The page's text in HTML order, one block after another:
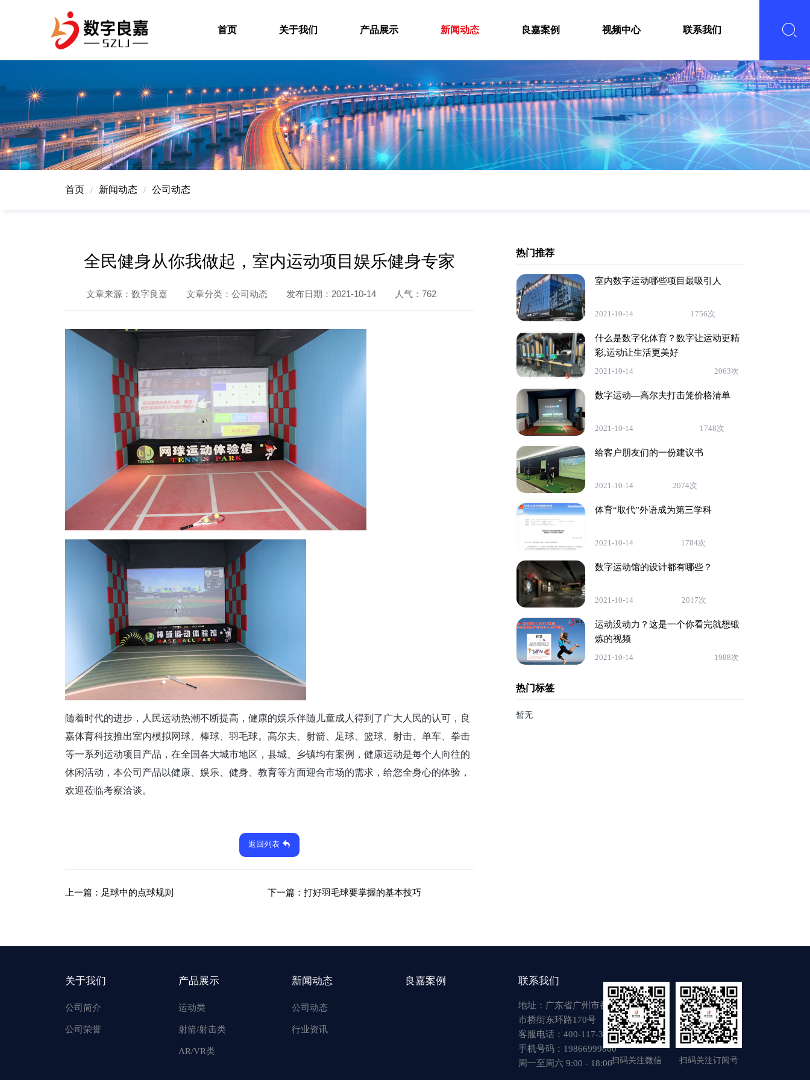
首页 关于我们 产品展示 新闻动态 良嘉案例 视频中心 联系我们
首页 / 新闻动态 / 公司动态
全民健身从你我做起，室内运动项目娱乐健身专家
文章来源：数字良嘉 文章分类：公司动态 发布日期：2021-10-14 人气： 762
随着时代的进步，人民运动热潮不断提高，健康的娱乐伴随儿童成人得到了广大人民的认可，良
嘉体育科技推出室内模拟网球、棒球、羽毛球。高尔夫、射箭、足球、篮球、射击、单车、拳击
等一系列运动项目产品，在全国各大城市地区，县城、乡镇均有案例，健康运动是每个人向往的
休闲活动，本公司产品以健康、娱乐、健身、教育等方面迎合市场的需求，给您全身心的体验，
欢迎莅临考察洽谈。
返回列表
上一篇： 足球中的点球规则 下一篇：打好羽毛球要掌握的基本技巧
热门推荐
室内数字运动哪些项目最吸引人
2021-10-14 1756次
什么是数字化体育？数字让运动更精
彩,运动让生活更美好
2021-10-14 2063次
数字运动—高尔夫打击笼价格清单
2021-10-14 1748次
给客户朋友们的一份建议书
2021-10-14 2074次
体育“取代”外语成为第三学科
2021-10-14 1784次
数字运动馆的设计都有哪些？
2021-10-14 2017次
运动没动力？这是一个你看完就想锻
炼的视频
2021-10-14 1988次
热门标签
暂无
关于我们
公司简介
公司荣誉
产品展示
运动类
射箭/射击类
AR/VR类
新闻动态
公司动态
行业资讯
良嘉案例 联系我们
地址：广东省广州市番禺区
市桥街东环路170号
客服电话：400-117-3917
手机号码：19866999860
周一至周六 9:00 - 18:00扫码关注微信 扫码关注订阅号